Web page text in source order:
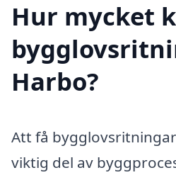
Hur mycket
Harbo?
Att få
viktig del av